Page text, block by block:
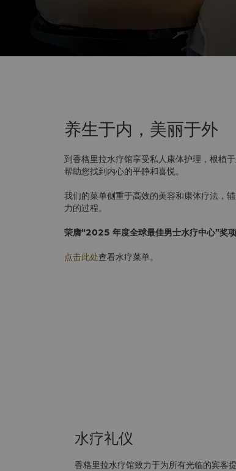
养生于内，美丽于外
到香格里拉水疗馆享受私人康体护理，根植
帮助您找到内心的平静和喜悦。
我们的菜单侧重于高效的美容和康体疗法，
力的过程。
荣膺“2025 年度全球最佳男士水疗中心”奖项
点击此处查看水疗菜单。
水疗礼仪
香格里拉水疗馆致力于为所有光临的宾客